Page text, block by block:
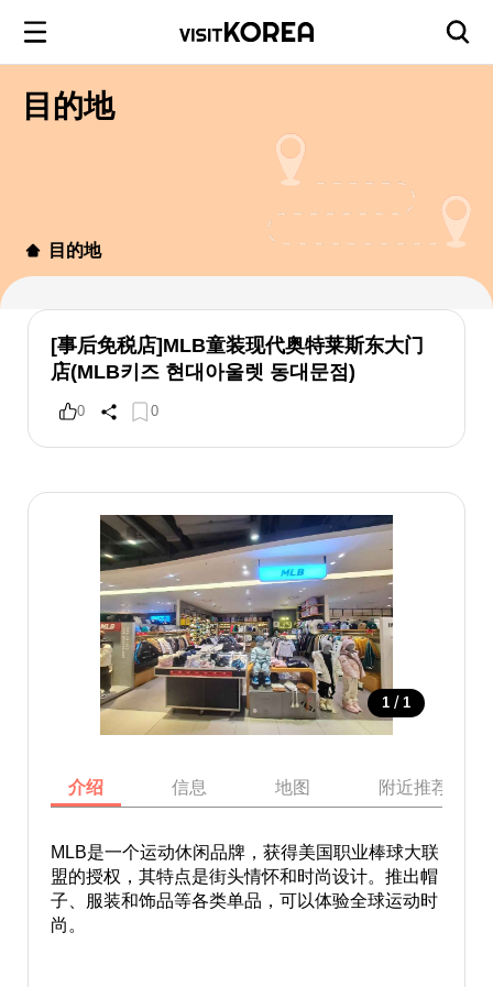
目的地
目的地
[事后免税店]MLB童装现代奥特莱斯东大门
店(MLB키즈 현대아울렛 동대문점)
0 0
1 / 1
介绍 信息 地图 附近推荐景点
MLB是一个运动休闲品牌，获得美国职业棒球大联
盟的授权，其特点是街头情怀和时尚设计。推出帽
子、服装和饰品等各类单品，可以体验全球运动时
尚。